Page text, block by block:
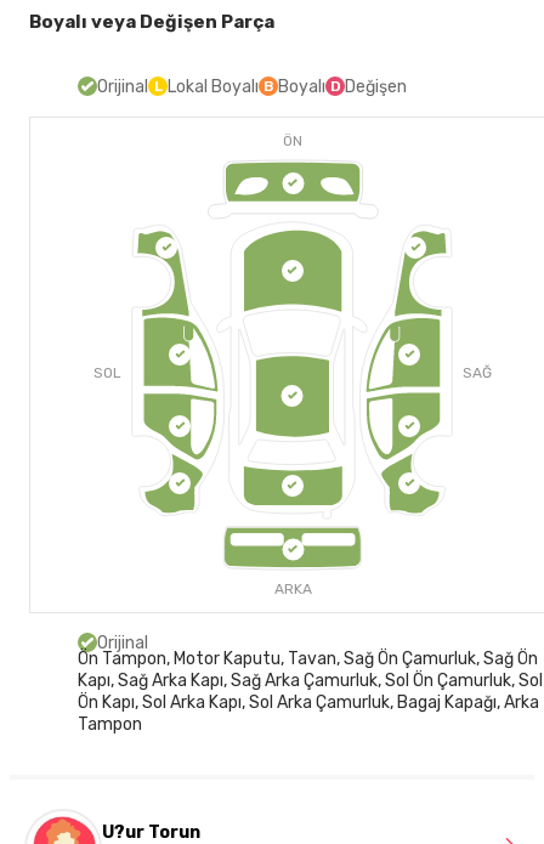
Boyalı veya Değişen Parça
Orijinal L Lokal Boyalı B Boyalı D Değişen
ÖN
SOL SAĞ
ARKA
Orijinal
Ön Tampon, Motor Kaputu, Tavan, Sağ Ön Çamurluk, Sağ Ön
Kapı, Sağ Arka Kapı, Sağ Arka Çamurluk, Sol Ön Çamurluk, Sol
Ön Kapı, Sol Arka Kapı, Sol Arka Çamurluk, Bagaj Kapağı, Arka
Tampon
U?ur Torun